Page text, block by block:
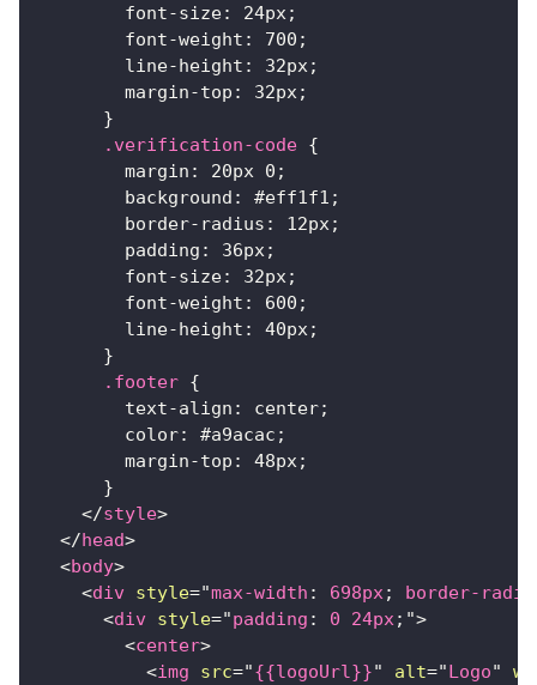
font-size: 24px;
font-weight : 700 ;
line-height : 32px;
margin-top : 32px;
}
.verification-code {
margin : 20px 0 ;
background : #eff1f1 ;
border-radius : 12px;
padding : 36px;
font-size: 32px;
font-weight : 600 ;
line-height : 40px;
}
.footer {
text-align : center;
color: #a9acac ;
margin-top : 48px;
}
</style>
</head>
<body>
<div style="max-width : 698px;
border-
<div style="padding : 0 24px; ">
<center>
<img src="{{logoUrl}}" alt="Logo"